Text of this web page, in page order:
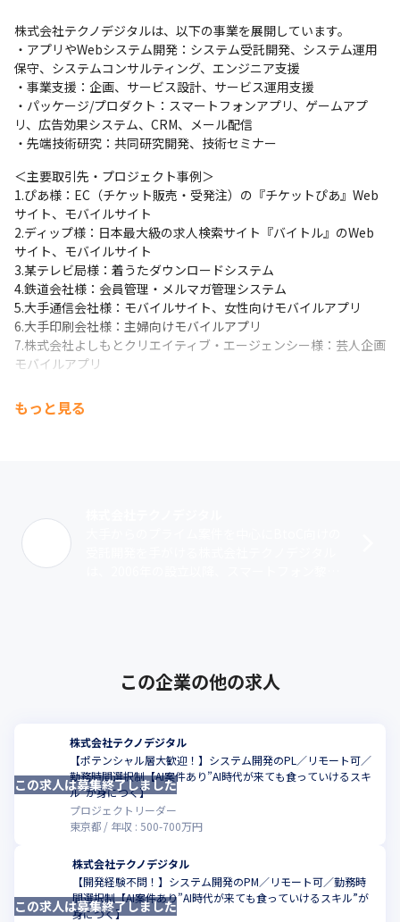
ましょう！
株式会社テクノデジタルは、以下の事業を展開しています。
・アプリやWebシステム開発：システム受託開発、システム運用
保守、システムコンサルティング、エンジニア支援
・事業支援：企画、サービス設計、サービス運用支援
・パッケージ/プロダクト：スマートフォンアプリ、ゲームアプ
リ、広告効果システム、CRM、メール配信
・先端技術研究：共同研究開発、技術セミナー
＜主要取引先・プロジェクト事例＞
1.ぴあ様：EC（チケット販売・受発注）の『チケットぴあ』Web
サイト、モバイルサイト
2.ディップ様：日本最大級の求人検索サイト『バイトル』のWeb
サイト、モバイルサイト
3.某テレビ局様：着うたダウンロードシステム
4.鉄道会社様：会員管理・メルマガ管理システム
5.大手通信会社様：モバイルサイト、女性向けモバイルアプリ
6.大手印刷会社様：主婦向けモバイルアプリ
7.株式会社よしもとクリエイティブ・エージェンシー様：芸人企画
モバイルアプリ
少人数での案件へのアサイン後、当社の技術力の高さを買われ、
もっと見る
この企業の他の求人
株式会社テクノデジタル
【ポテンシャル層大歓迎！】システム開発のPL／リモート可／
勤務時間選択制【AI案件あり”AI時代が来ても食っていけるスキ
ル”が身につく】
プロジェクトリーダー
東京都
年収 : 500-700万円
この求人は募集終了しました
株式会社テクノデジタル
【開発経験不問！】システム開発のPM／リモート可／勤務時
間選択制【AI案件あり”AI時代が来ても食っていけるスキル”が
身につく】
この求人は募集終了しました